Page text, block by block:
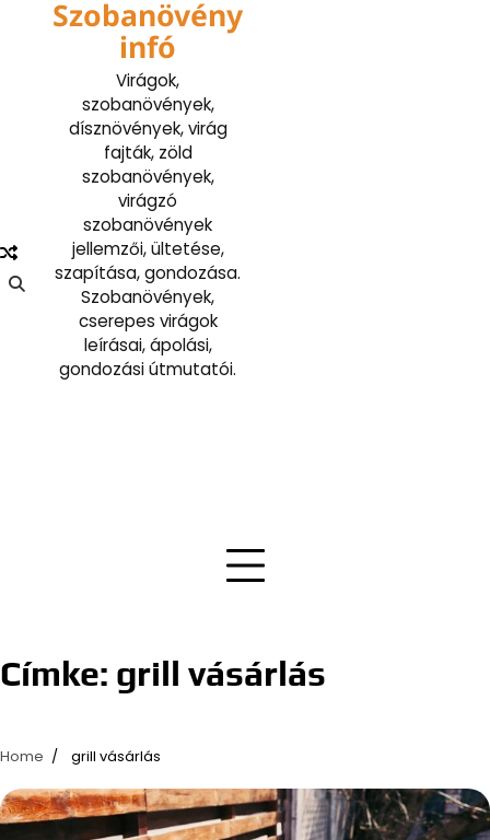
Szobanövény
infó
Virágok,
szobanövények,
dísznövények, virág
fajták, zöld
szobanövények,
virágzó
szobanövények
jellemzői, ültetése,
szapítása, gondozása.
Szobanövények,
cserepes virágok
leírásai, ápolási,
gondozási útmutatói.
Címke: grill vásárlás
Home grill vásárlás